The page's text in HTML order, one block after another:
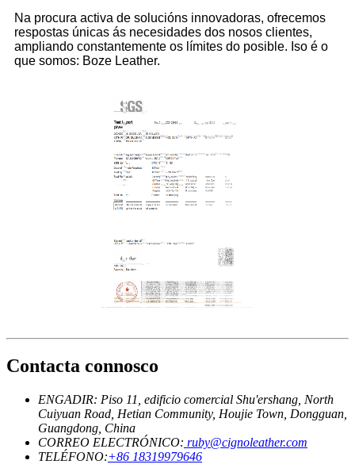
Na procura activa de solucións innovadoras, ofrecemos
respostas únicas ás necesidades dos nosos clientes,
ampliando constantemente os límites do posible. Iso é o
que somos: Boze Leather.
Contacta connosco
ENGADIR: Piso 11, edificio comercial Shu'ershang, North
Cuiyuan Road, Hetian Community, Houjie Town, Dongguan,
Guangdong, China
CORREO ELECTRÓNICO: ruby@cignoleather.com
TELÉFONO:+86 18319979646